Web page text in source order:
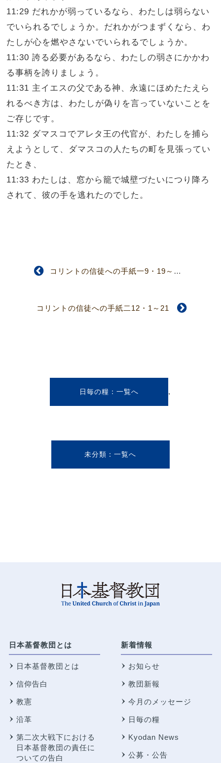
11:29 だれかが弱っているなら、わたしは弱らない
でいられるでしょうか。だれかがつまずくなら、わ
たしが心を燃やさないでいられるでしょうか。
11:30 誇る必要があるなら、わたしの弱さにかかわ
る事柄を誇りましょう。
11:31 主イエスの父である神、永遠にほめたたえら
れるべき方は、わたしが偽りを言っていないことを
ご存じです。
11:32 ダマスコでアレタ王の代官が、わたしを捕ら
えようとして、ダマスコの人たちの町を見張ってい
たとき、
11:33 わたしは、窓から籠で城壁づたいにつり降ろ
されて、彼の手を逃れたのでした。
コリントの信徒への手紙一9・19～27
コリントの信徒への手紙二12・1～21
日毎の糧 ,
未分類
日本基督教団とは
日本基督教団とは
信仰告白
教憲
沿革
第二次大戦下における
日本基督教団の責任に
ついての告白
新着情報
お知らせ
教団新報
今月のメッセージ
日毎の糧
Kyodan News
公募・公告